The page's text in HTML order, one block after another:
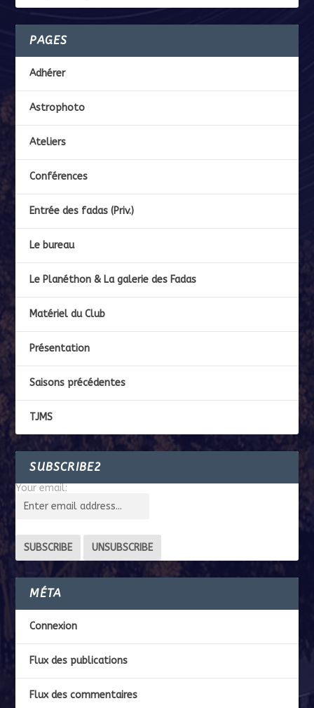
PAGES
Adhérer
Astrophoto
Ateliers
Conférences
Entrée des fadas (Priv.)
Le bureau
Le Planéthon & La galerie des Fadas
Matériel du Club
Présentation
Saisons précédentes
TJMS
SUBSCRIBE2
Your email:
MÉTA
Connexion
Flux des publications
Flux des commentaires